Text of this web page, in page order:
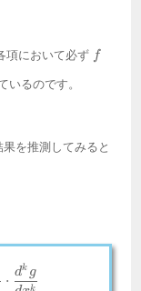
項において必ず ff
いるのです。
を推測してみると
(fg) =
⋅ k
dk g